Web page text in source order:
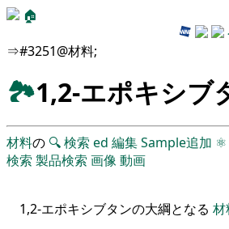
🏠
⇒#3251@材料;
🏞1,2-エポキシブ
材料の 🔍検索 ed 編集Sample追加 ⚛
検索 製品検索 画像動画
1,2-エポキシブタンの大綱となる 材